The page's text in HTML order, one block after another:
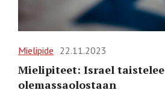
Mielipide 22.11.2023
Mielipiteet: Israel taistelee
olemassaolostaan